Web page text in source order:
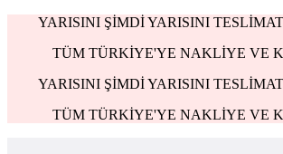
YARISINI ŞİMDİ YARISINI
TÜM TÜRKİYE'YE NAKLİYE VE
YARISINI ŞİMDİ YARISINI
TÜM TÜRKİYE'YE NAKLİYE VE